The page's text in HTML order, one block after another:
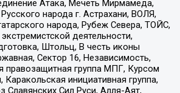
Атака, Мечеть Мирмамеда,
народа г. Астрахани, ВОЛЯ,
народа, Рубеж Севера, ТОЙС,
деятельности,
Штольц, В честь иконы
Сектор 16, Независимость,
группа МПГ, Курсом
инициативная группа,
Сил Руси, Алля-Аят,